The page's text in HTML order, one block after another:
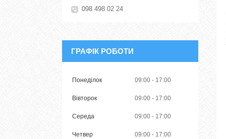
098 498 02 24
ГРАФІК РОБОТИ
Понеділок 09:00 17:00
Вівторок 09:00 17:00
Середа 09:00 17:00
Четвер 09:00 17:00